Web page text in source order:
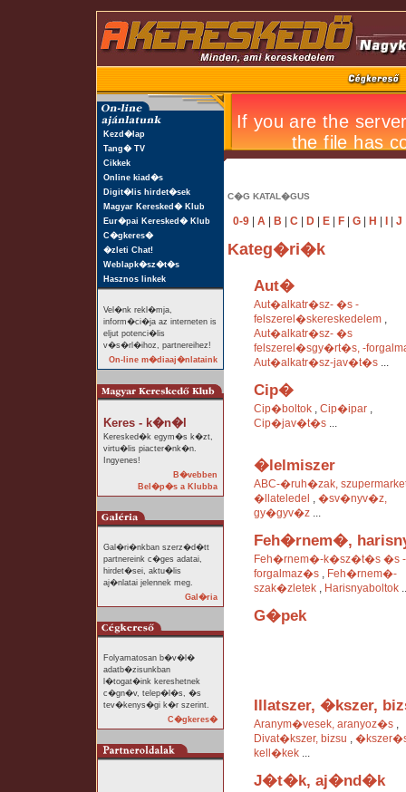
Kezd�lap
Tang� TV
Cikkek
Online kiad�s
Digit�lis hirdet�sek
Magyar Keresked� Klub
Eur�pai Keresked� Klub
C�gkeres�
�zleti Chat!
Weblapk�sz�t�s
Hasznos linkek
Vel�nk rekl�mja,
inform�ci�ja az interneten is
eljut potenci�lis
v�s�rl�ihoz, partnereihez!
On-line m�diaaj�nlataink
Keres - k�n�l
Keresked�k egym�s k�zt,
virtu�lis piacter�nk�n.
Ingyenes!
B�vebben
Bel�p�s a Klubba
Gal�ri�nkban szerz�d�tt
partnereink c�ges adatai,
hirdet�sei, aktu�lis
aj�nlatai jelennek meg.
Gal�ria
Folyamatosan b�v�l�
adatb�zisunkban
l�togat�ink kereshetnek
c�gn�v, telep�l�s, �s
tev�kenys�gi k�r szerint.
C�gkeres�
C�G KATAL�GUS
0-9| A| B C D| E| F| G| H J
Kateg�ri�k
Aut�
Aut�alkatr�sz- �s -
felszerel�skereskedelem ,
Aut�alkatr�sz- �s
felszerel�sgy�rt�s, -
Aut�alkatr�sz-jav�t�s ...
Cip�
Cip�boltok , Cip�ipar ,
Cip�jav�t�s ...
�lelmiszer
ABC-�ruh�zak,
�llateledel , �sv�nyv�z,
gy�gyv�z ...
Feh�rnem�,
Feh�rnem�-k�sz�t�s �s -
forgalmaz�s , Feh�rnem�-
szak�zletek , Harisnyaboltok
G�pek
Illatszer, �kszer,
Aranym�vesek, aranyoz�s ,
Divat�kszer, bizsu ,
kell�kek ...
J�t�k, aj�nd�k